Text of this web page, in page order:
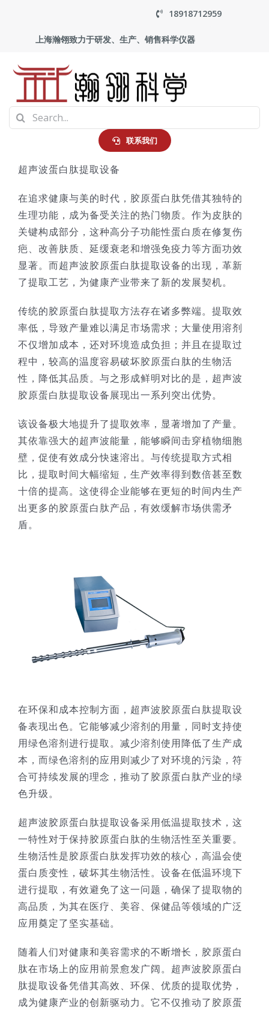
content
18918712959
上海瀚翎致力于研发、生产、销售科学仪器
首页
产品中心
应用
走进瀚翎
技术服务
公司新闻
Search
for:
联系我们
超声波蛋白肽提取设备
在追求健康与美的时代，胶原蛋白肽凭借其独特的
生理功能，成为备受关注的热门物质。作为皮肤的
关键构成部分，这种高分子功能性蛋白质在修复伤
疤、改善肤质、延缓衰老和增强免疫力等方面功效
显著。而超声波胶原蛋白肽提取设备的出现，革新
了提取工艺，为健康产业带来了新的发展契机。
传统的胶原蛋白肽提取方法存在诸多弊端。提取效
率低，导致产量难以满足市场需求；大量使用溶剂
不仅增加成本，还对环境造成负担；并且在提取过
程中，较高的温度容易破坏胶原蛋白肽的生物活
性，降低其品质。与之形成鲜明对比的是，超声波
胶原蛋白肽提取设备展现出一系列突出优势。
该设备极大地提升了提取效率，显著增加了产量。
其依靠强大的超声波能量，能够瞬间击穿植物细胞
壁，促使有效成分快速溶出。与传统提取方式相
比，提取时间大幅缩短，生产效率得到数倍甚至数
十倍的提高。这使得企业能够在更短的时间内生产
出更多的胶原蛋白肽产品，有效缓解市场供需矛
盾。
在环保和成本控制方面，超声波胶原蛋白肽提取设
备表现出色。它能够减少溶剂的用量，同时支持使
用绿色溶剂进行提取。减少溶剂使用降低了生产成
本，而绿色溶剂的应用则减少了对环境的污染，符
合可持续发展的理念，推动了胶原蛋白肽产业的绿
色升级。
超声波胶原蛋白肽提取设备采用低温提取技术，这
一特性对于保持胶原蛋白肽的生物活性至关重要。
生物活性是胶原蛋白肽发挥功效的核心，高温会使
蛋白质变性，破坏其生物活性。设备在低温环境下
进行提取，有效避免了这一问题，确保了提取物的
高品质，为其在医疗、美容、保健品等领域的广泛
应用奠定了坚实基础。
随着人们对健康和美容需求的不断增长，胶原蛋白
肽在市场上的应用前景愈发广阔。超声波胶原蛋白
肽提取设备凭借其高效、环保、优质的提取优势，
成为健康产业的创新驱动力。它不仅推动了胶原蛋